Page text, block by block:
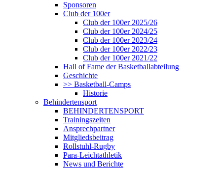
Sponsoren
Club der 100er
Club der 100er 2025/26
Club der 100er 2024/25
Club der 100er 2023/24
Club der 100er 2022/23
Club der 100er 2021/22
Hall of Fame der Basketballabteilung
Geschichte
>> Basketball-Camps
Historie
Behindertensport
BEHINDERTENSPORT
Trainingszeiten
Ansprechpartner
Mitgliedsbeitrag
Rollstuhl-Rugby
Para-Leichtathletik
News und Berichte